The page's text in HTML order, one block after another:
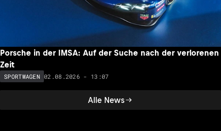
Alle News
Porsche in der IMSA: Auf der Suche nach der verlorenen
Zeit
SPORTWAGEN 02.08.2026 - 13:07